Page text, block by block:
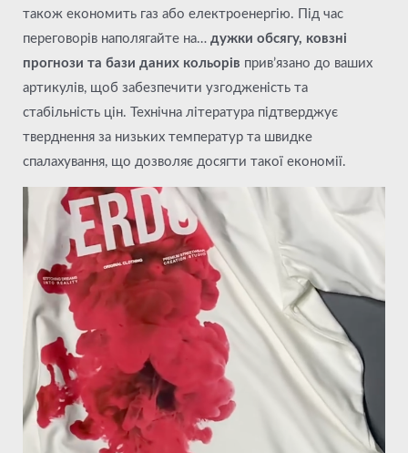
також економить газ або електроенергію. Під час
переговорів наполягайте на… дужки обсягу, ковзні
прогнози та бази даних кольорів прив’язано до ваших
артикулів, щоб забезпечити узгодженість та
стабільність цін. Технічна література підтверджує
тверднення за низьких температур та швидке
спалахування, що дозволяє досягти такої економії.